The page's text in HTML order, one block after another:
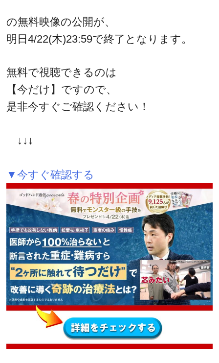
の無料映像の公開が、
明日4/22(木)23:59で終了となります。
無料で視聴できるのは
【今だけ】ですので、
是非今すぐご確認ください！
↓↓↓
▼今すぐ確認する